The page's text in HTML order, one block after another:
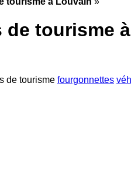
de tourisme
de tourisme fourgonnettes